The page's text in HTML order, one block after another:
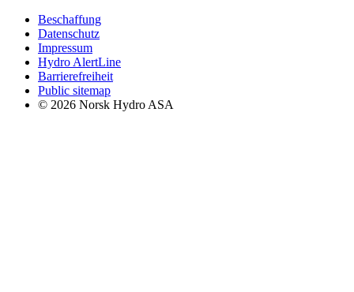
Beschaffung
Datenschutz
Impressum
Hydro AlertLine
Barrierefreiheit
Public sitemap
© 2026 Norsk Hydro ASA